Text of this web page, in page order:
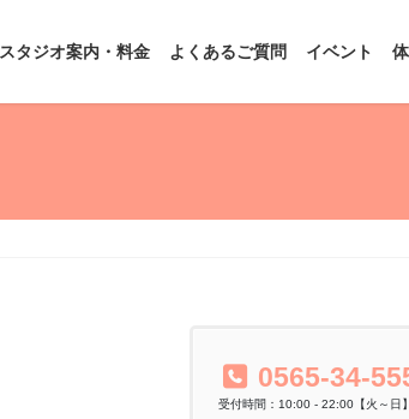
スタジオ案内・料金 よくあるご質問 イベント
0565-34-
受付時間：10:00 - 22:00【火～日】